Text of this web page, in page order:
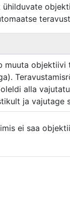
ühilduvate
muuta objektiivi
alla
ja vajutage
ei saa